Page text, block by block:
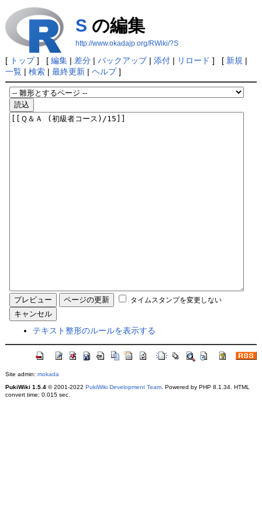
S の編集
http://www.okadajp.org/RWiki/?S
[ トップ] [ 編集| 差分| バックアップ| 添付| リロード ] [ 新規 |
一覧| 検索| 最終更新| ヘルプ]
タイムスタンプを変更しない
テキスト整形のルールを表示する
Site admin: mokada
PukiWiki 1.5.4© 2001-2022 PukiWiki Development Team. Powered by PHP 8.1.34. HTML
convert time: 0.015 sec.